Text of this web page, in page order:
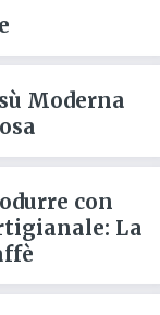
Moderna
con
La